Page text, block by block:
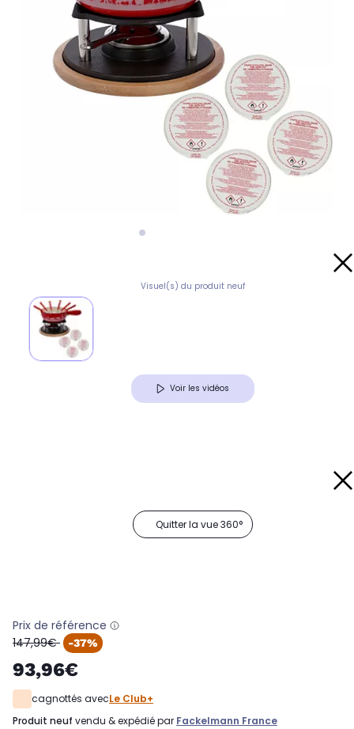
Visuel(s) du produit neuf
Voir les vidéos
Quitter la vue 360°
Prix de référence
oldPrice
147,99€ -37%
93,96€
cagnottés avecLe Club+
produit neuf vendu & expédié par Fackelmann France